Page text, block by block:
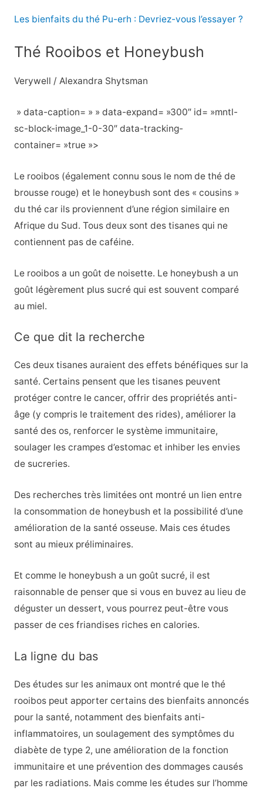
Les bienfaits du thé Pu-erh : Devriez-vous l’essayer ?
Thé Rooibos et Honeybush
Verywell / Alexandra Shytsman
» data-caption= » » data-expand= »300″ id= »mntl-
sc-block-image_1-0-30″ data-tracking-
container= »true »>
Le rooibos (également connu sous le nom de thé de
brousse rouge) et le honeybush sont des « cousins »
du thé car ils proviennent d’une région similaire en
Afrique du Sud. Tous deux sont des tisanes qui ne
contiennent pas de caféine.
Le rooibos a un goût de noisette. Le honeybush a un
goût légèrement plus sucré qui est souvent comparé
au miel.
Ce que dit la recherche
Ces deux tisanes auraient des effets bénéfiques sur la
santé. Certains pensent que les tisanes peuvent
protéger contre le cancer, offrir des propriétés anti-
âge (y compris le traitement des rides), améliorer la
santé des os, renforcer le système immunitaire,
soulager les crampes d’estomac et inhiber les envies
de sucreries.
Des recherches très limitées ont montré un lien entre
la consommation de honeybush et la possibilité d’une
amélioration de la santé osseuse. Mais ces études
sont au mieux préliminaires.
Et comme le honeybush a un goût sucré, il est
raisonnable de penser que si vous en buvez au lieu de
déguster un dessert, vous pourrez peut-être vous
passer de ces friandises riches en calories.
La ligne du bas
Des études sur les animaux ont montré que le thé
rooibos peut apporter certains des bienfaits annoncés
pour la santé, notamment des bienfaits anti-
inflammatoires, un soulagement des symptômes du
diabète de type 2, une amélioration de la fonction
immunitaire et une prévention des dommages causés
par les radiations. Mais comme les études sur l’homme